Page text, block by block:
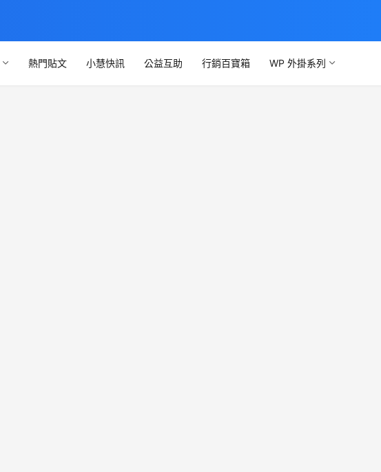
熱門貼文 小慧快訊 公益互助 行銷百寶箱 WP 外掛系列